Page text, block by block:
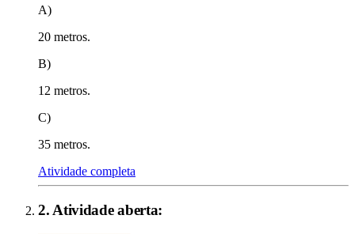
A)
20 metros.
B)
12 metros.
C)
35 metros.
Atividade completa
2. Atividade aberta: